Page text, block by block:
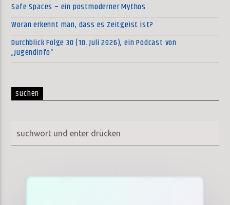
Safe Spaces – ein postmoderner Mythos
Woran erkennt man, dass es Zeitgeist ist?
Durchblick Folge 30 (10. Juli 2026), ein Podcast von
„Jugendinfo“
suchen